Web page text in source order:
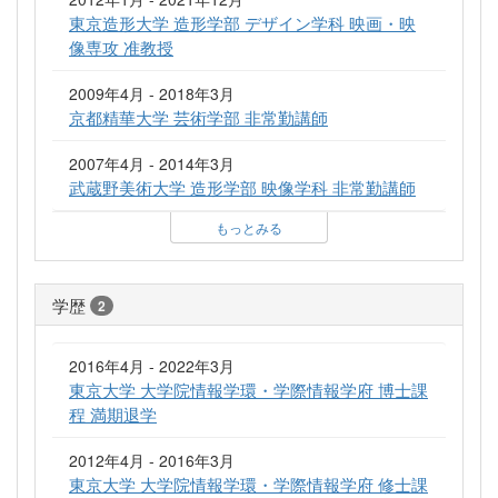
東京造形大学 造形学部 デザイン学科 映画・映
像専攻 准教授
2009年4月 - 2018年3月
京都精華大学 芸術学部 非常勤講師
2007年4月 - 2014年3月
武蔵野美術大学 造形学部 映像学科 非常勤講師
もっとみる
学歴 2
2016年4月 - 2022年3月
東京大学 大学院情報学環・学際情報学府 博士課
程 満期退学
2012年4月 - 2016年3月
東京大学 大学院情報学環・学際情報学府 修士課